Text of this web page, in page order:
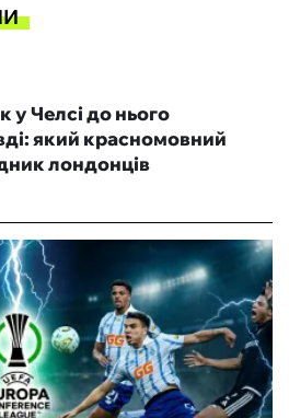
у Челсі до нього
який красномовний
лондонців